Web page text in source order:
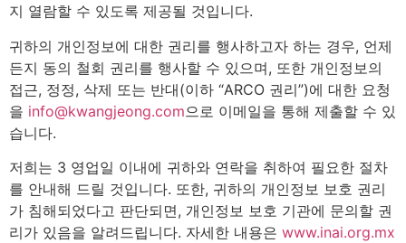
지 열람할 수 있도록 제공될 것입니다.
귀하의 개인정보에 대한 권리를 행사하고자 하는 경우, 언제
든지 동의 철회 권리를 행사할 수 있으며, 또한 개인정보의
접근, 정정, 삭제 또는 반대(이하 “ARCO 권리”)에 대한 요청
을 info@kwangjeong.com으로 이메일을 통해 제출할 수 있
습니다.
저희는 3 영업일 이내에 귀하와 연락을 취하여 필요한 절차
를 안내해 드릴 것입니다. 또한, 귀하의 개인정보 보호 권리
가 침해되었다고 판단되면, 개인정보 보호 기관에 문의할 권
리가 있음을 알려드립니다. 자세한 내용은 www.inai.org.mx